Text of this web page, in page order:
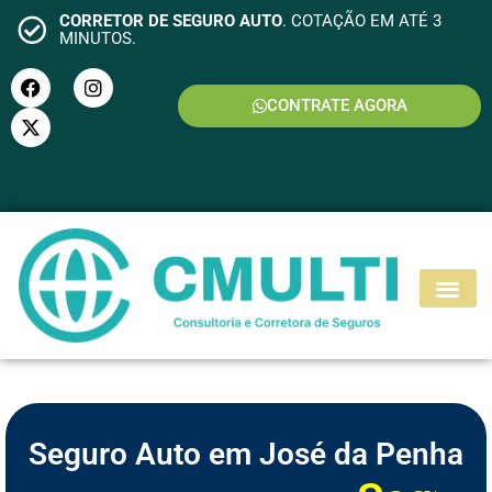
CORRETOR DE SEGURO AUTO. COTAÇÃO EM ATÉ 3
MINUTOS.
CONTRATE AGORA
SEGURO MOTO
Seguro Auto em José da Penha